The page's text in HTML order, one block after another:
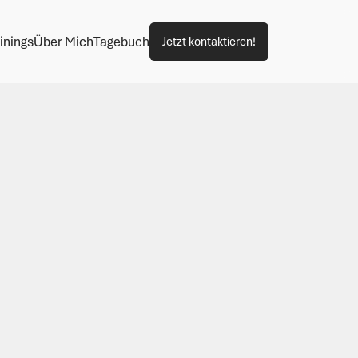
Über MichTagebuch Jetzt kontaktieren!